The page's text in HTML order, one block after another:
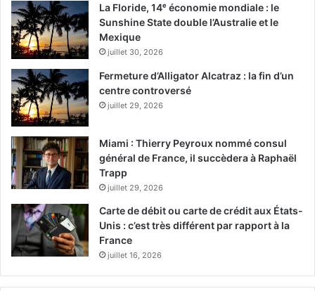
La Floride, 14ᵉ économie mondiale : le
Sunshine State double l’Australie et le
Mexique
juillet 30, 2026
Fermeture d’Alligator Alcatraz : la fin d’un
centre controversé
juillet 29, 2026
Miami : Thierry Peyroux nommé consul
général de France, il succèdera à Raphaël
Trapp
juillet 29, 2026
Carte de débit ou carte de crédit aux États-
Unis : c’est très différent par rapport à la
France
juillet 16, 2026